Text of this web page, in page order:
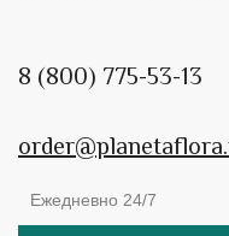
8 (800) 775-53-13
Ежедневно 24/7